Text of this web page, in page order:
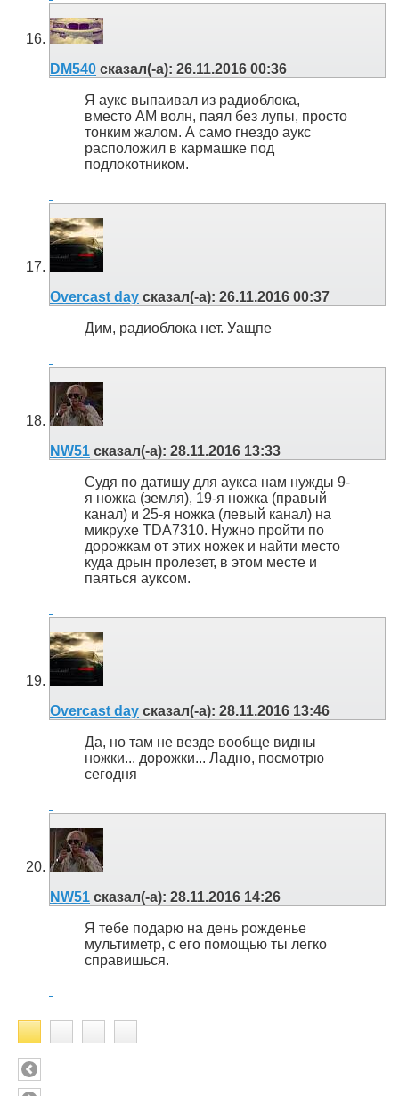
DM540 сказал(-а): 26.11.2016 00:36
Я аукс выпаивал из радиоблока,
вместо АМ волн, паял без лупы, просто
тонким жалом. А само гнездо аукс
расположил в кармашке под
подлокотником.
Overcast day сказал(-а): 26.11.2016 00:37
Дим, радиоблока нет. Уащпе
NW51 сказал(-а): 28.11.2016 13:33
Судя по датишу для аукса нам нужды 9-
я ножка (земля), 19-я ножка (правый
канал) и 25-я ножка (левый канал) на
микрухе TDA7310. Нужно пройти по
дорожкам от этих ножек и найти место
куда дрын пролезет, в этом месте и
паяться ауксом.
Overcast day сказал(-а): 28.11.2016 13:46
Да, но там не везде вообще видны
ножки... дорожки... Ладно, посмотрю
сегодня
NW51 сказал(-а): 28.11.2016 14:26
Я тебе подарю на день рожденье
мультиметр, с его помощью ты легко
справишься.